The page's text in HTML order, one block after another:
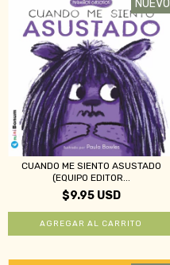
NUEVO
CUANDO ME SIENTO ASUSTADO
(EQUIPO EDITOR...
$9.95 USD